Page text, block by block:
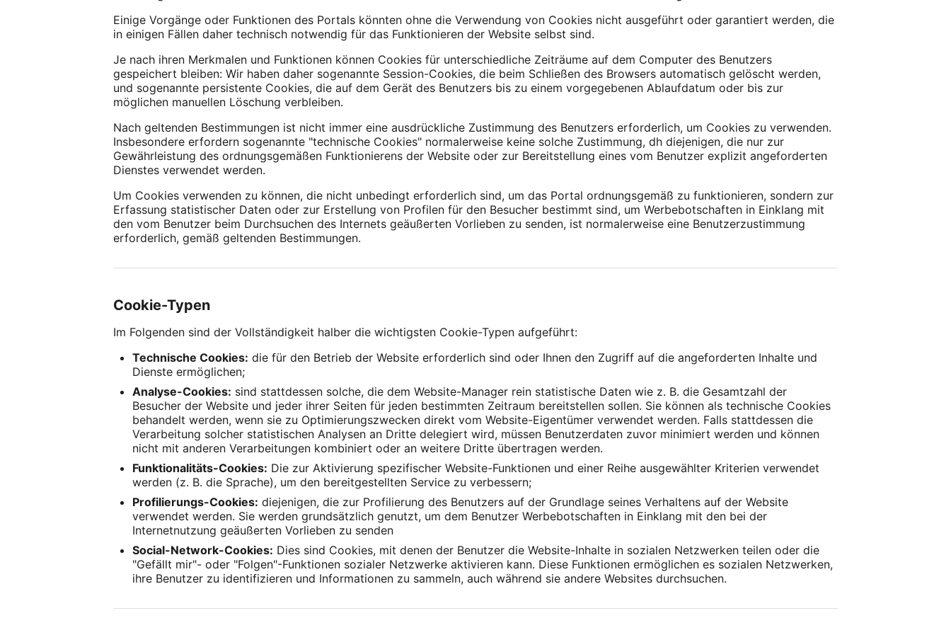
Einige Vorgänge oder Funktionen des Portals könnten ohne die Verwendung von Cookies nicht ausgeführt oder garantiert werden, die
in einigen Fällen daher technisch notwendig für das Funktionieren der Website selbst sind.
Je nach ihren Merkmalen und Funktionen können Cookies für unterschiedliche Zeiträume auf dem Computer des Benutzers
gespeichert bleiben: Wir haben daher sogenannte Session-Cookies, die beim Schließen des Browsers automatisch gelöscht werden,
und sogenannte persistente Cookies, die auf dem Gerät des Benutzers bis zu einem vorgegebenen Ablaufdatum oder bis zur
möglichen manuellen Löschung verbleiben.
Nach geltenden Bestimmungen ist nicht immer eine ausdrückliche Zustimmung des Benutzers erforderlich, um Cookies zu verwenden.
Insbesondere erfordern sogenannte "technische Cookies" normalerweise keine solche Zustimmung, dh diejenigen, die nur zur
Gewährleistung des ordnungsgemäßen Funktionierens der Website oder zur Bereitstellung eines vom Benutzer explizit angeforderten
Dienstes verwendet werden.
Um Cookies verwenden zu können, die nicht unbedingt erforderlich sind, um das Portal ordnungsgemäß zu funktionieren, sondern zur
Erfassung statistischer Daten oder zur Erstellung von Profilen für den Besucher bestimmt sind, um Werbebotschaften in Einklang mit
den vom Benutzer beim Durchsuchen des Internets geäußerten Vorlieben zu senden, ist normalerweise eine Benutzerzustimmung
erforderlich, gemäß geltenden Bestimmungen.
Cookie-Typen
Im Folgenden sind der Vollständigkeit halber die wichtigsten Cookie-Typen aufgeführt:
Technische Cookies: die für den Betrieb der Website erforderlich sind oder Ihnen den Zugriff auf die angeforderten Inhalte und
Dienste ermöglichen;
Analyse-Cookies: sind stattdessen solche, die dem Website-Manager rein statistische Daten wie z. B. die Gesamtzahl der
Besucher der Website und jeder ihrer Seiten für jeden bestimmten Zeitraum bereitstellen sollen. Sie können als technische Cookies
behandelt werden, wenn sie zu Optimierungszwecken direkt vom Website-Eigentümer verwendet werden. Falls stattdessen die
Verarbeitung solcher statistischen Analysen an Dritte delegiert wird, müssen Benutzerdaten zuvor minimiert werden und können
nicht mit anderen Verarbeitungen kombiniert oder an weitere Dritte übertragen werden.
Funktionalitäts-Cookies: Die zur Aktivierung spezifischer Website-Funktionen und einer Reihe ausgewählter Kriterien verwendet
werden (z. B. die Sprache), um den bereitgestellten Service zu verbessern;
Profilierungs-Cookies: diejenigen, die zur Profilierung des Benutzers auf der Grundlage seines Verhaltens auf der Website
verwendet werden. Sie werden grundsätzlich genutzt, um dem Benutzer Werbebotschaften in Einklang mit den bei der
Internetnutzung geäußerten Vorlieben zu senden
Social-Network-Cookies: Dies sind Cookies, mit denen der Benutzer die Website-Inhalte in sozialen Netzwerken teilen oder die
"Gefällt mir"- oder "Folgen"-Funktionen sozialer Netzwerke aktivieren kann. Diese Funktionen ermöglichen es sozialen Netzwerken,
ihre Benutzer zu identifizieren und Informationen zu sammeln, auch während sie andere Websites durchsuchen.